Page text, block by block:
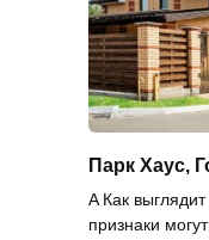
Парк Хаус,
A Как
признаки могут